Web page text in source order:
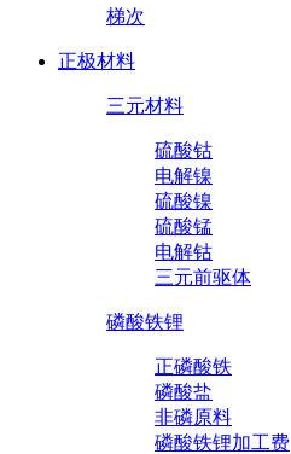
梯次
正极材料
三元材料
硫酸钴
电解镍
硫酸镍
硫酸锰
电解钴
三元前驱体
磷酸铁锂
正磷酸铁
磷酸盐
非磷原料
磷酸铁锂加工费